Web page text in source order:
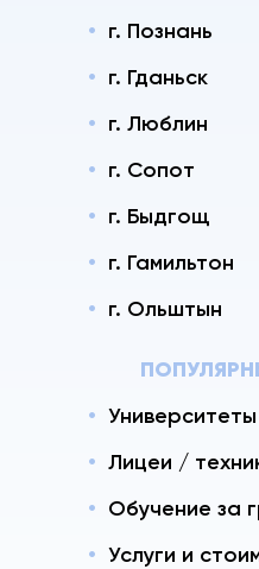
г. Познань
г. Гданьск
г. Люблин
г. Сопот
г. Быдгощ
г. Гамильтон
г. Ольштын
Университеты
Лицеи /
Обучение за
Услуги и